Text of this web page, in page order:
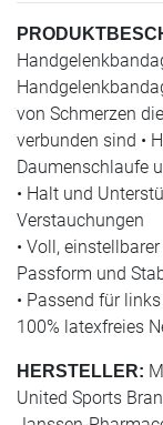
von Schmerzen
verbunden sind •
Daumenschlaufe
• Halt und
Verstauchungen
• Voll,
Passform und
• Passend für
100% latexfreies
HERSTELLER:
United Sports